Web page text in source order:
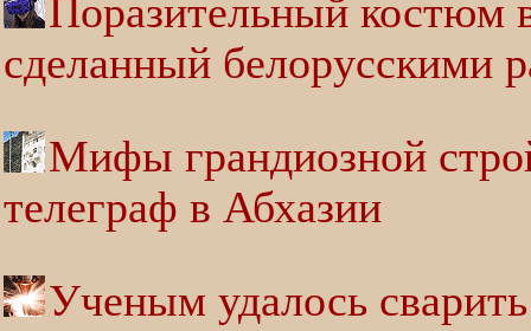
Поразительный костюм
сделанный белорусскими
Мифы грандиозной
телеграф в Абхазии
Ученым удалось